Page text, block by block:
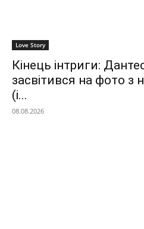
Love Story
Кінець інтриги:
засвітився на фото
(і...
08.08.2026